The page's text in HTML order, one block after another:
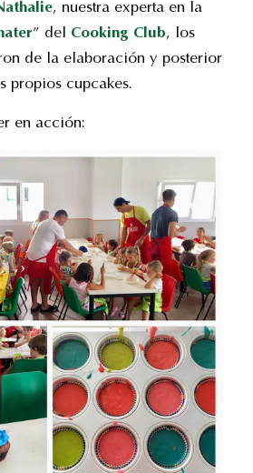
, nuestra experta en la
” del Cooking Club, los
de la elaboración y posterior
propios cupcakes.
en acción: